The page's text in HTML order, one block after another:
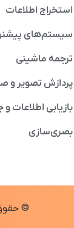
استخراج اطلاعات
سیستم‌های
ترجمه ماشینی
پردازش تصویر و
بازیابی اطلاعات
بصری‌سازی
©